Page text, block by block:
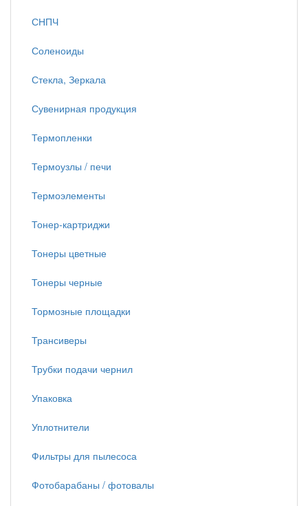
СНПЧ
Соленоиды
Стекла, Зеркала
Сувенирная продукция
Термопленки
Термоузлы / печи
Термоэлементы
Тонер-картриджи
Тонеры цветные
Тонеры черные
Тормозные площадки
Трансиверы
Трубки подачи чернил
Упаковка
Уплотнители
Фильтры для пылесоса
Фотобарабаны / фотовалы